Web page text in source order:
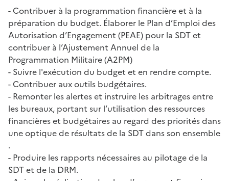
- Contribuer à la programmation financière et à la
préparation du budget. Élaborer le Plan d’Emploi des
Autorisation d’Engagement (PEAE) pour la SDT et
contribuer à l’Ajustement Annuel de la
Programmation Militaire (A2PM)
- Suivre l'exécution du budget et en rendre compte.
- Contribuer aux outils budgétaires.
- Remonter les alertes et instruire les arbitrages entre
les bureaux, portant sur l’utilisation des ressources
financières et budgétaires au regard des priorités dans
une optique de résultats de la SDT dans son ensemble
.
- Produire les rapports nécessaires au pilotage de la
SDT et de la DRM.